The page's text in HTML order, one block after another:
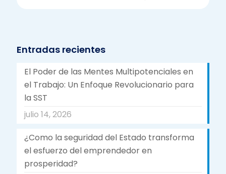
Entradas recientes
El Poder de las Mentes Multipotenciales en
el Trabajo: Un Enfoque Revolucionario para
la SST
julio 14, 2026
¿Como la seguridad del Estado transforma
el esfuerzo del emprendedor en
prosperidad?